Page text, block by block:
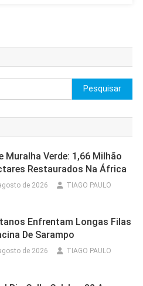
Pesquisar
por:
Muralha Verde: 1,66 Milhão
Restaurados Na África
de 2026 TIAGO PAULO
Enfrentam Longas Filas
De Sarampo
de 2026 TIAGO PAULO